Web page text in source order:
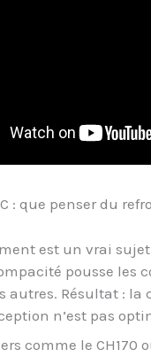
: que penser du
est un vrai
pousse les
autres. Résultat : la
n’est pas
comme le CH170